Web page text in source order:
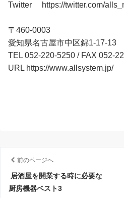
Twitter https://twitter.com/
〒460-0003
愛知県名古屋市中区錦1-17-13
TEL 052-220-5250 / FAX 052-
URL https://www.allsystem.jp/
前のページへ
居酒屋を開業する時に必要な
厨房機器ベスト3